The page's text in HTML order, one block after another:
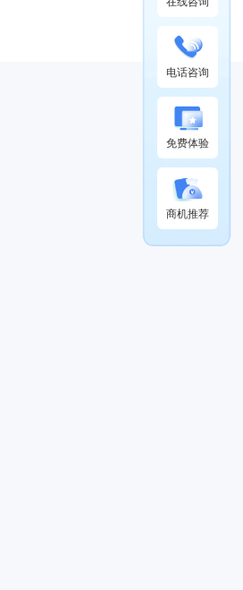
电话咨询
免费体验
商机推荐